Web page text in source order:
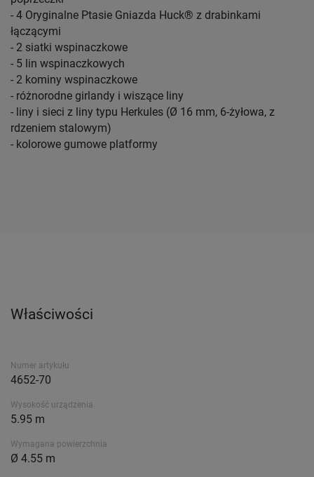
- 4 Oryginalne Ptasie Gniazda Huck® z drabinkami
łączącymi
- 2 siatki wspinaczkowe
- 5 lin wspinaczkowych
- 2 kominy wspinaczkowe
- różnorodne girlandy i wiszące liny
- liny i sieci z liny typu Herkules (Ø 16 mm, 6-żyłowa, z
rdzeniem stalowym)
- kolorowe gumowe platformy
Właściwości
Numer artykułu
4652-70
Wysokość urządzenia
5.95 m
Wymagana powierzchnia
Ø 4.55 m